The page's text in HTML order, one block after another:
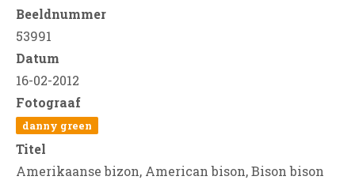
Beeldnummer
53991
Datum
16-02-2012
Fotograaf
danny green
Titel
Amerikaanse bizon, American bison, Bison bison